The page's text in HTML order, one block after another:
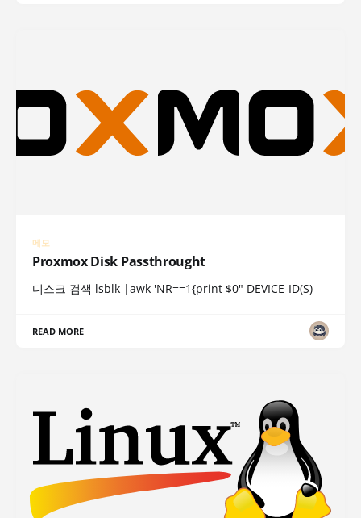
메모
Proxmox Disk Passthrought
디스크 검색 lsblk |awk 'NR==1{print $0" DEVICE-ID(S)
READ MORE